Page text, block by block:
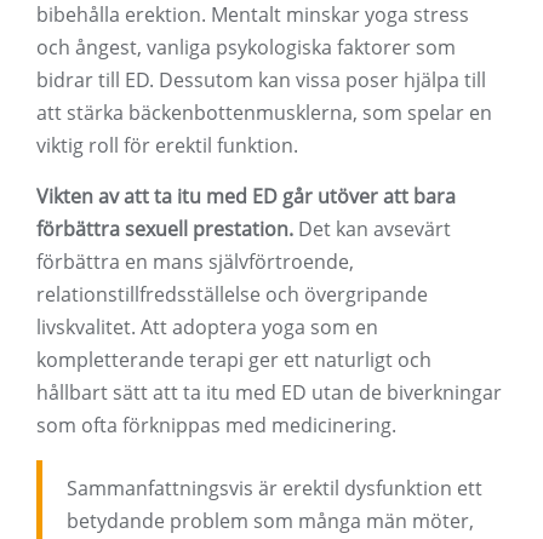
bibehålla erektion. Mentalt minskar yoga stress
och ångest, vanliga psykologiska faktorer som
bidrar till ED. Dessutom kan vissa poser hjälpa till
att stärka bäckenbottenmusklerna, som spelar en
viktig roll för erektil funktion.
Vikten av att ta itu med ED går utöver att bara
förbättra sexuell prestation. Det kan avsevärt
förbättra en mans självförtroende,
relationstillfredsställelse och övergripande
livskvalitet. Att adoptera yoga som en
kompletterande terapi ger ett naturligt och
hållbart sätt att ta itu med ED utan de biverkningar
som ofta förknippas med medicinering.
Sammanfattningsvis är erektil dysfunktion ett
betydande problem som många män möter,